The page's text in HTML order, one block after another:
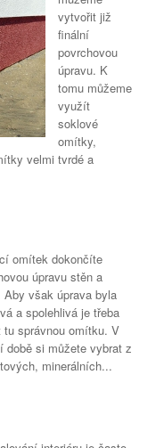
vytvořit již
finální
povrchovou
úpravu. K
tomu můžeme
využít
soklové
omítky,
velmi tvrdé a
omítek dokončíte
úpravu stěn a
Aby však úprava byla
a spolehlivá je třeba
tu správnou omítku. V
době si můžete vybrat z
minerálních...